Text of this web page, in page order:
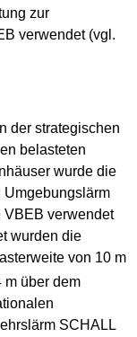
zur
verwendet (vgl.
der strategischen
belasteten
wurde die
Umgebungslärm
verwendet
wurden die
von 10 m
m über dem
SCHALL